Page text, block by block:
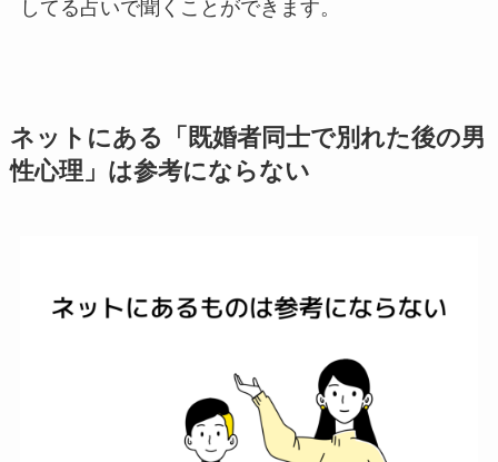
してる占いで聞くことができます。
ネットにある「既婚者同士で別れた後の男
性心理」は参考にならない